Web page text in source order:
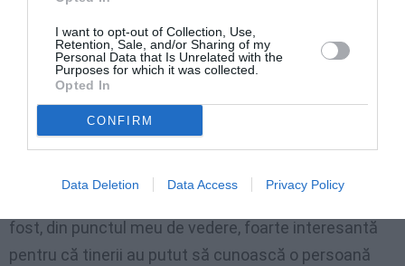
I want to opt-out of Collection, Use,
Retention, Sale, and/or Sharing of my
Personal Data that Is Unrelated with the
Purposes for which it was collected.
Opted In
CONFIRM
Data Deletion Data Access Privacy Policy
Un îndemn la aprofundarea credinței
De la discuția tinerilor cu Giuseppe Balsama nu a
fost, din punctul meu de vedere, foarte interesantă
pentru că tinerii au putut să cunoască o persoană